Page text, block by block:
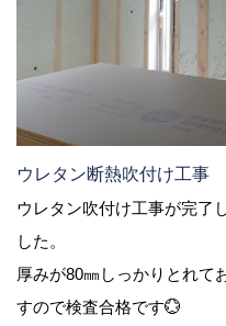
ウレタン断熱吹付け工事
ウレタン吹付け工事が完了
した。
厚みが80㎜しっかりとれて
すので検査合格です💮